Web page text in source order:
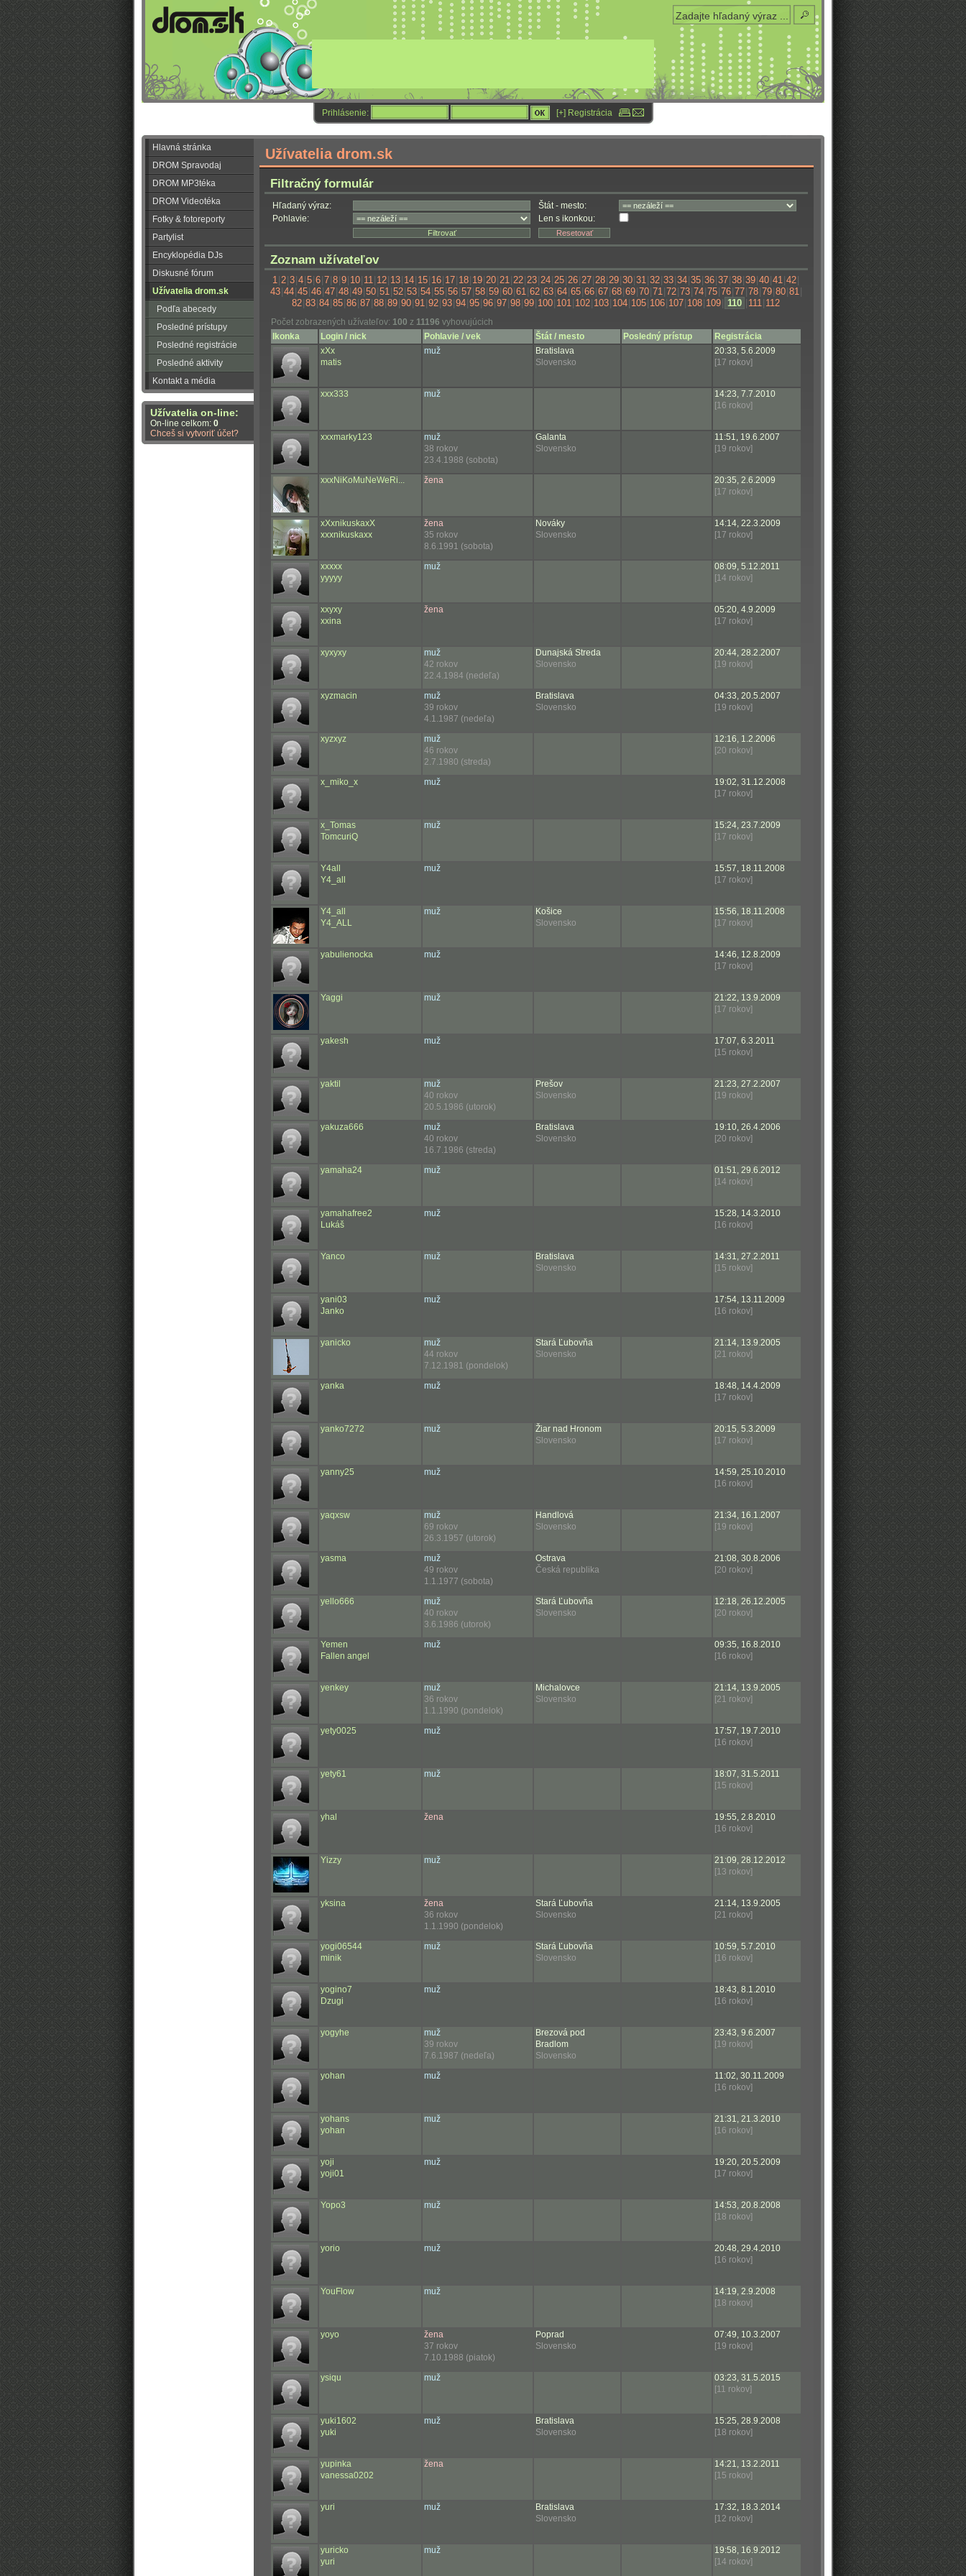
Prihlásenie: [+] Registrácia
Hlavná stránka
DROM Spravodaj
DROM MP3téka
DROM Videotéka
Fotky & fotoreporty
Partylist
Encyklopédia DJs
Diskusné fórum
Užívatelia drom.sk
Podľa abecedy
Posledné prístupy
Posledné registrácie
Posledné aktivity
Kontakt a média
Užívatelia on-line:
On-line celkom: 0
Chceš si vytvoriť účet?
Užívatelia drom.sk
Filtračný formulár
Hľadaný výraz:
Štát - mesto:
Pohlavie:
Len s ikonkou:
Zoznam užívateľov
1 2 3 4 5 6 7 8 9 10 11 12 13 14 15 16 17 18 19 20 21 22 23 24 25 26 27 28 29 30 31 32 33 34 35 36 37 38 39 40 41 42
43| 44| 45| 46| 47| 48| 49| 50| 51| 52| 53| 54| 55| 56| 57| 58| 59| 60| 61| 62| 63| 64| 65| 66| 67| 68| 69| 70| 71| 72| 73| 74| 75| 76| 77| 78| 79| 80| 81|
82 83 84 85 86 87 88 89 90 91 92 93 94 95 96 97 98 99 100 101 102 103 104 105 106 107 108 109 110 111 112
Počet zobrazených užívateľov: 100 z 11196 vyhovujúcich
Ikonka
Login / nick Pohlavie / vek Štát / mesto Posledný prístup
Registrácia
xXx
matis
muž
Bratislava
Slovensko
20:33, 5.6.2009
[17 rokov]
xxx333 muž
14:23, 7.7.2010
[16 rokov]
xxxmarky123
muž
38 rokov
23.4.1988 (sobota)
Galanta
Slovensko
11:51, 19.6.2007
[19 rokov]
xxxNiKoMuNeWeRi... žena
20:35, 2.6.2009
[17 rokov]
xXxnikuskaxX
xxxnikuskaxx
žena
35 rokov
8.6.1991 (sobota)
Nováky
Slovensko
14:14, 22.3.2009
[17 rokov]
xxxxx
yyyyy
muž
08:09, 5.12.2011
[14 rokov]
xxyxy
xxina
žena
05:20, 4.9.2009
[17 rokov]
xyxyxy
muž
42 rokov
22.4.1984 (nedeľa)
Dunajská Streda
Slovensko
20:44, 28.2.2007
[19 rokov]
xyzmacin
muž
39 rokov
4.1.1987 (nedeľa)
Bratislava
Slovensko
04:33, 20.5.2007
[19 rokov]
xyzxyz
muž
46 rokov
2.7.1980 (streda)
12:16, 1.2.2006
[20 rokov]
x_miko_x muž
19:02, 31.12.2008
[17 rokov]
x_Tomas
TomcuriQ
muž
15:24, 23.7.2009
[17 rokov]
Y4all
Y4_all
muž
15:57, 18.11.2008
[17 rokov]
Y4_all
Y4_ALL
muž
Košice
Slovensko
15:56, 18.11.2008
[17 rokov]
yabulienocka muž
14:46, 12.8.2009
[17 rokov]
Yaggi muž
21:22, 13.9.2009
[17 rokov]
yakesh muž
17:07, 6.3.2011
[15 rokov]
yaktil
muž
40 rokov
20.5.1986 (utorok)
Prešov
Slovensko
21:23, 27.2.2007
[19 rokov]
yakuza666
muž
40 rokov
16.7.1986 (streda)
Bratislava
Slovensko
19:10, 26.4.2006
[20 rokov]
yamaha24 muž
01:51, 29.6.2012
[14 rokov]
yamahafree2
Lukáš
muž
15:28, 14.3.2010
[16 rokov]
Yanco muž
Bratislava
Slovensko
14:31, 27.2.2011
[15 rokov]
yani03
Janko
muž
17:54, 13.11.2009
[16 rokov]
yanicko
muž
44 rokov
7.12.1981 (pondelok)
Stará Ľubovňa
Slovensko
21:14, 13.9.2005
[21 rokov]
yanka muž
18:48, 14.4.2009
[17 rokov]
yanko7272 muž
Žiar nad Hronom
Slovensko
20:15, 5.3.2009
[17 rokov]
yanny25 muž
14:59, 25.10.2010
[16 rokov]
yaqxsw
muž
69 rokov
26.3.1957 (utorok)
Handlová
Slovensko
21:34, 16.1.2007
[19 rokov]
yasma
muž
49 rokov
1.1.1977 (sobota)
Ostrava
Česká republika
21:08, 30.8.2006
[20 rokov]
yello666
muž
40 rokov
3.6.1986 (utorok)
Stará Ľubovňa
Slovensko
12:18, 26.12.2005
[20 rokov]
Yemen
Fallen angel
muž
09:35, 16.8.2010
[16 rokov]
yenkey
muž
36 rokov
1.1.1990 (pondelok)
Michalovce
Slovensko
21:14, 13.9.2005
[21 rokov]
yety0025 muž
17:57, 19.7.2010
[16 rokov]
yety61 muž
18:07, 31.5.2011
[15 rokov]
yhal žena
19:55, 2.8.2010
[16 rokov]
Yizzy muž
21:09, 28.12.2012
[13 rokov]
yksina
žena
36 rokov
1.1.1990 (pondelok)
Stará Ľubovňa
Slovensko
21:14, 13.9.2005
[21 rokov]
yogi06544
minik
muž
Stará Ľubovňa
Slovensko
10:59, 5.7.2010
[16 rokov]
yogino7
Dzugi
muž
18:43, 8.1.2010
[16 rokov]
yogyhe
muž
39 rokov
7.6.1987 (nedeľa)
Brezová pod
Bradlom
Slovensko
23:43, 9.6.2007
[19 rokov]
yohan muž
11:02, 30.11.2009
[16 rokov]
yohans
yohan
muž
21:31, 21.3.2010
[16 rokov]
yoji
yoji01
muž
19:20, 20.5.2009
[17 rokov]
Yopo3 muž
14:53, 20.8.2008
[18 rokov]
yorio muž
20:48, 29.4.2010
[16 rokov]
YouFlow muž
14:19, 2.9.2008
[18 rokov]
yoyo
žena
37 rokov
7.10.1988 (piatok)
Poprad
Slovensko
07:49, 10.3.2007
[19 rokov]
ysiqu muž
03:23, 31.5.2015
[11 rokov]
yuki1602
yuki
muž
Bratislava
Slovensko
15:25, 28.9.2008
[18 rokov]
yupinka
vanessa0202
žena
14:21, 13.2.2011
[15 rokov]
yuri muž
Bratislava
Slovensko
17:32, 18.3.2014
[12 rokov]
yuricko
yuri
muž
19:58, 16.9.2012
[14 rokov]